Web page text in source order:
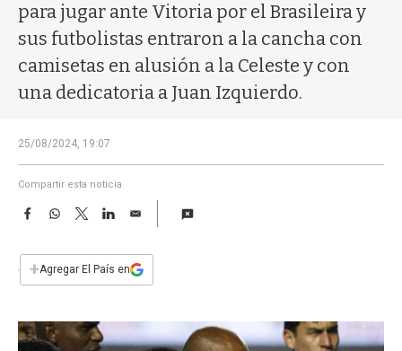
para jugar ante Vitoria por el Brasileira y
sus futbolistas entraron a la cancha con
camisetas en alusión a la Celeste y con
una dedicatoria a Juan Izquierdo.
25/08/2024, 19:07
Compartir esta noticia
F
e
b
k
W
s
p
T
w
t
L
n
E
i
l
+Agregar El País en